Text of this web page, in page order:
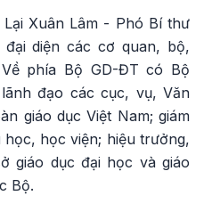
Xuân Lâm - Phó Bí thư
diện các cơ quan, bộ,
phía Bộ GD-ĐT có Bộ
đạo các cục, vụ, Văn
giáo dục Việt Nam; giám
học viện; hiệu trưởng,
giáo dục đại học và giáo
Bộ.